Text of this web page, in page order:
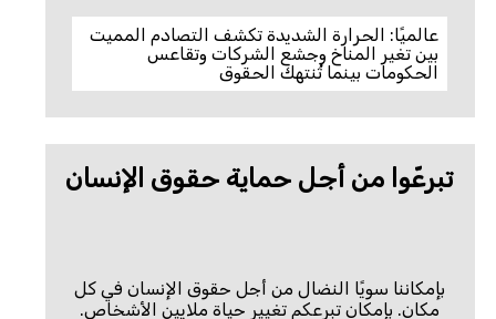
عالميًا: الحرارة الشديدة تكشف التصادم المميت
بين تغير المناخ وجشع الشركات وتقاعس
الحكومات بينما تُنتهك الحقوق
تبرعّوا من أجل حماية حقوق الإنسان
بإمكاننا سويًا النضال من أجل حقوق الإنسان في كل
مكان. بإمكان تبرعكم تغيير حياة ملايين الأشخاص.